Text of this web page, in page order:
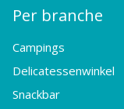
Per branche
Campings
Delicatessenwinkel
Snackbar